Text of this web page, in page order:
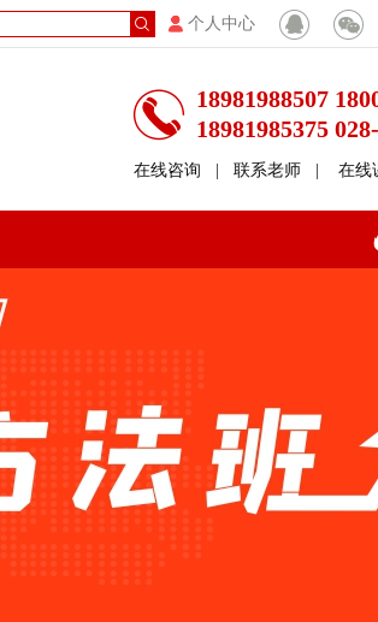
个人中心
18981988507
18981985375
在线咨询 联系老师 在线